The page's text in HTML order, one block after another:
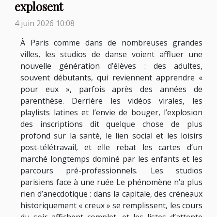
explosent
4 juin 2026 10:08
À Paris comme dans de nombreuses grandes
villes, les studios de danse voient affluer une
nouvelle génération d’élèves : des adultes,
souvent débutants, qui reviennent apprendre «
pour eux », parfois après des années de
parenthèse. Derrière les vidéos virales, les
playlists latines et l’envie de bouger, l’explosion
des inscriptions dit quelque chose de plus
profond sur la santé, le lien social et les loisirs
post-télétravail, et elle rebat les cartes d’un
marché longtemps dominé par les enfants et les
parcours pré-professionnels. Les studios
parisiens face à une ruée Le phénomène n’a plus
rien d’anecdotique : dans la capitale, des créneaux
historiquement « creux » se remplissent, les cours